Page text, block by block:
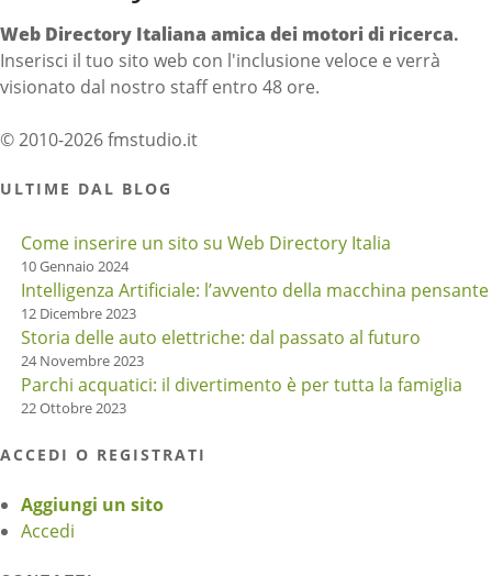
Web Directory Italiana amica dei motori di ricerca.
Inserisci il tuo sito web con l'inclusione veloce e verrà
visionato dal nostro staff entro 48 ore.
© 2010-2026 fmstudio.it
ULTIME DAL BLOG
Come inserire un sito su Web Directory Italia
10 Gennaio 2024
Intelligenza Artificiale: l’avvento della macchina pensante
12 Dicembre 2023
Storia delle auto elettriche: dal passato al futuro
24 Novembre 2023
Parchi acquatici: il divertimento è per tutta la famiglia
22 Ottobre 2023
ACCEDI O REGISTRATI
Aggiungi un sito
Accedi